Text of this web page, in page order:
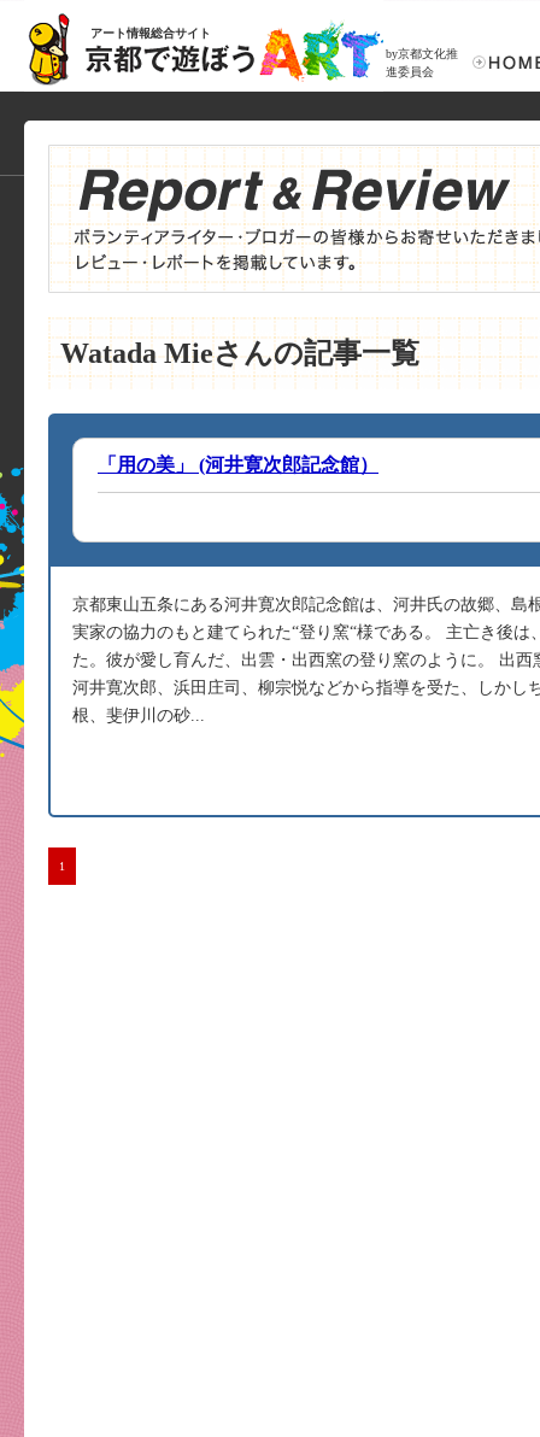
アート情報総合サイト
by京都文化推
進委員会
Watada Mieさんの記事一覧
「用の美」 (河井寛次郎記念館）
京都東山五条にある河井寛次郎記念館は、河井氏の故郷、島
実家の協力のもと建てられた“登り窯“様である。 主亡き後
た。彼が愛し育んだ、出雲・出西窯の登り窯のように。 出
河井寛次郎、浜田庄司、柳宗悦などから指導を受た、しかし
根、斐伊川の砂...
1